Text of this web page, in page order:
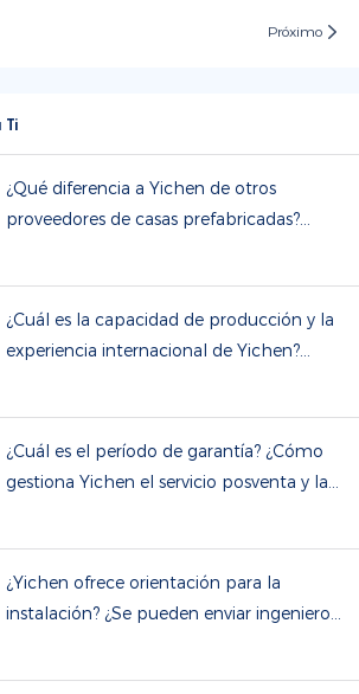
Próximo
Ti
¿Qué diferencia a Yichen de otros
proveedores de casas prefabricadas?
¿Cuál es la capacidad de producción y la
experiencia internacional de Yichen?
¿Cuál es el período de garantía? ¿Cómo
gestiona Yichen el servicio posventa y las
¿Yichen ofrece orientación para la
instalación? ¿Se pueden enviar ingenieros